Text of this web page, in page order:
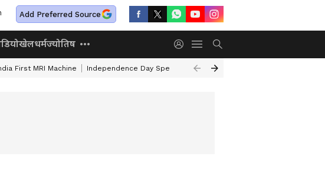
Add Preferred Source
खेलधर्मज्योतिष
First MRI Machine Independence Day Speech In Hindi